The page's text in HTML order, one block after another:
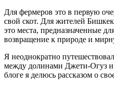
Для фермеров это в первую
свой скот. Для жителей
это места, предназначенные
возвращение к природе и
Я неоднократно
между долинами Джети-Огуз
блоге я делюсь рассказом о